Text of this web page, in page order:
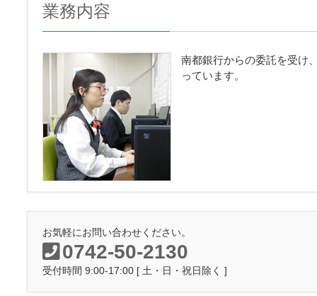
業務内容
南都銀行からの委託を受け
っています。
お気軽にお問い合わせください。
0742-50-2130
受付時間 9:00-17:00 [ 土・日・祝日除く ]